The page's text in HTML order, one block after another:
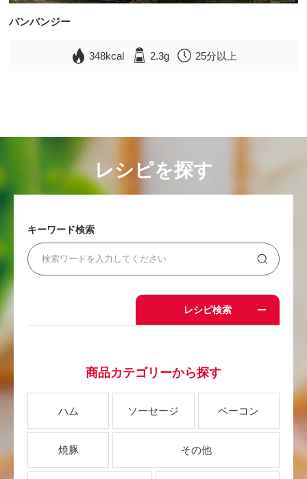
バンバンジー
348kcal 2.3g 25分以上
レシピを探す
キーワード検索
レシピ検索
商品カテゴリーから探す
ハム ソーセージ ベーコン
焼豚 その他